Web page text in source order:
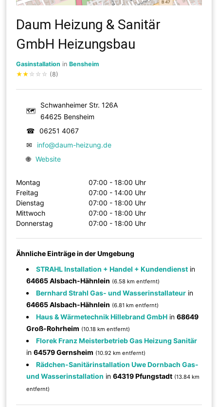
Daum Heizung & Sanitär
GmbH Heizungsbau
Gasinstallation inBensheim
★★ ☆ ☆ ☆ (8)
🗺
Schwanheimer Str. 126A
64625 Bensheim
☎
06251 4067
✉
info@daum-heizung.de
🌐 Website
Montag
07:00 - 18:00 Uhr
Freitag
07:00 - 14:00 Uhr
Dienstag
07:00 - 18:00 Uhr
Mittwoch
07:00 - 18:00 Uhr
Donnerstag
07:00 - 18:00 Uhr
Ähnliche Einträge in der Umgebung
STRAHL Installation + Handel + Kundendienst in
64665 Alsbach-Hähnlein (6.58 km entfernt)
Bernhard Strahl Gas- und Wasserinstallateur in
64665 Alsbach-Hähnlein (6.81 km entfernt)
Haus & Wärmetechnik Hillebrand GmbH in68649
Groß-Rohrheim (10.18 km entfernt)
Florek Franz Meisterbetrieb Gas Heizung Sanitär
in64579 Gernsheim (10.92 km entfernt)
Rädchen-Sanitärinstallation Uwe Dornbach Gas-
und Wasserinstallation in64319 Pfungstadt (13.84 km
entfernt)